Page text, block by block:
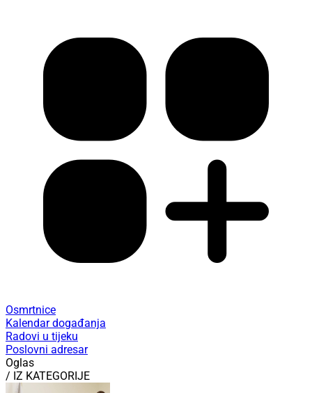
Osmrtnice
Kalendar događanja
Radovi u tijeku
Poslovni adresar
Oglas
/ IZ KATEGORIJE